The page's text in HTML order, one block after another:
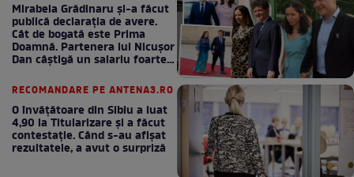
Mirabela Grădinaru și-a făcut
publică declarația de avere.
Cât de bogată este Prima
Doamnă. Partenera lui Nicușor
Dan câștigă un salariu foarte
RECOMANDARE PE ANTENA3.RO
O învățătoare din Sibiu a luat
4,90 la Titularizare și a făcut
contestație. Când s-au afișat
rezultatele, a avut o surpriză